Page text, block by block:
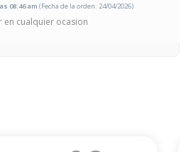
08:46 am (Fecha de la orden: 24/04/2026)
en cualquier ocasion